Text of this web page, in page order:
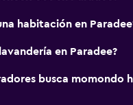
habitación en
en Paradee?
busca momondo